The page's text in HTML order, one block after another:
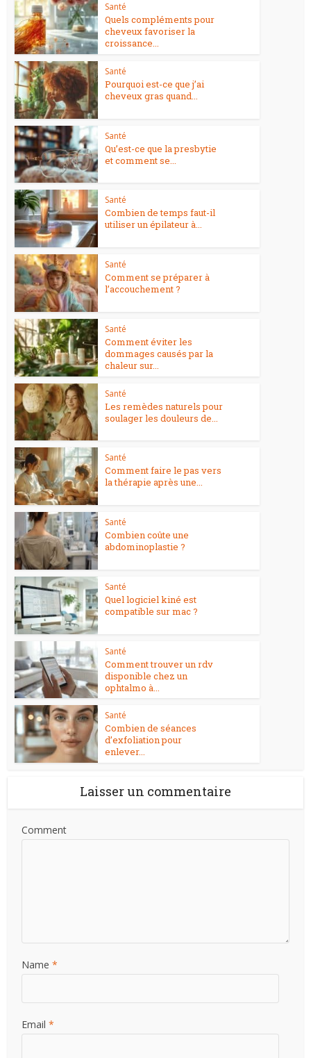
Santé
Quels compléments pour
cheveux favoriser la
croissance...
Santé
Pourquoi est-ce que j’ai
cheveux gras quand...
Santé
Qu’est-ce que la presbytie
et comment se...
Santé
Combien de temps faut-il
utiliser un épilateur à...
Santé
Comment se préparer à
l’accouchement ?
Santé
Comment éviter les
dommages causés par la
chaleur sur...
Santé
Les remèdes naturels pour
soulager les douleurs de...
Santé
Comment faire le pas vers
la thérapie après une...
Santé
Combien coûte une
abdominoplastie ?
Santé
Quel logiciel kiné est
compatible sur mac ?
Santé
Comment trouver un rdv
disponible chez un
ophtalmo à...
Santé
Combien de séances
d’exfoliation pour
enlever...
Laisser un commentaire
Comment
Name *
Email *